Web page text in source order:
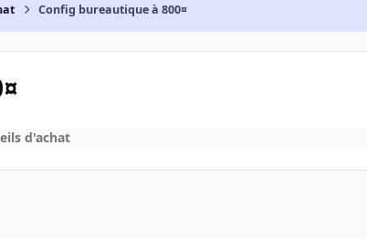
Config bureautique à 800¤
d'achat